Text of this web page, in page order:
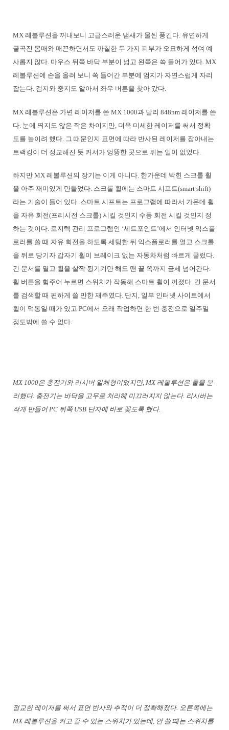
MX 레볼루션을 꺼내보니 고급스러운 냄새가 물씬 풍긴다. 유연하게
굴곡진 몸매와 매끈하면서도 까칠한 두 가지 피부가 오묘하게 섞여 예
사롭지 않다. 마우스 뒤쪽 바닥 부분이 넓고 왼쪽은 쏙 들어가 있다. MX
레볼루션에 손을 올려 보니 쏙 들어간 부분에 엄지가 자연스럽게 자리
잡는다. 검지와 중지도 알아서 좌우 버튼을 찾아 갔다.
MX 레볼루션은 가변 레이저를 쓴 MX 1000과 달리 848nm 레이저를 쓴
다. 눈에 띄지도 않은 작은 차이지만, 더욱 미세한 레이저를 써서 정확
도를 높이려 했다. 그 때문인지 표면에 따라 반사된 레이저를 잡아내는
트랙킹이 더 정교해진 듯 커서가 엉뚱한 곳으로 튀는 일이 없었다.
하지만 MX 레볼루션의 장기는 이게 아니다. 한가운데 박힌 스크롤 휠
을 아주 재미있게 만들었다. 스크롤 휠에는 스마트 시프트(smart shift)
라는 기술이 들어 있다. 스마트 시프트는 프로그램에 따라서 가운데 휠
을 자유 회전(프리시전 스크롤) 시킬 것인지 수동 회전 시킬 것인지 정
하는 것이다. 로지텍 관리 프로그램인 ‘세트포인트’에서 인터넷 익스플
로러를 쓸 때 자유 회전을 하도록 세팅한 뒤 익스플로러를 열고 스크롤
을 뒤로 당기자 갑자기 휠이 브레이크 없는 자동차처럼 빠르게 굴렀다.
긴 문서를 열고 휠을 살짝 튕기기만 해도 맨 끝 쪽까지 금세 넘어간다.
휠 버튼을 힘주어 누르면 스위치가 작동해 스마트 휠이 꺼졌다. 긴 문서
를 검색할 때 편하게 쓸 만한 재주였다. 단지, 일부 인터넷 사이트에서
휠이 먹통일 때가 있고 PC에서 오래 작업하면 한 번 충전으로 일주일
정도밖에 쓸 수 없다.
MX 1000은 충전기와 리시버 일체형이었지만, MX 레볼루션은 둘을 분
리했다. 충전기는 바닥을 고무로 처리해 미끄러지지 않는다. 리시버는
작게 만들어 PC 뒤쪽 USB 단자에 바로 꽂도록 했다.
정교한 레이저를 써서 표면 반사와 추적이 더 정확해졌다. 오른쪽에는
MX 레볼루션을 켜고 끌 수 있는 스위치가 있는데, 안 쓸 때는 스위치를